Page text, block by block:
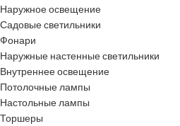
Наружное освещение
Садовые светильники
Фонари
Наружные настенные светильники
Внутреннее освещение
Потолочные лампы
Настольные лампы
Торшеры